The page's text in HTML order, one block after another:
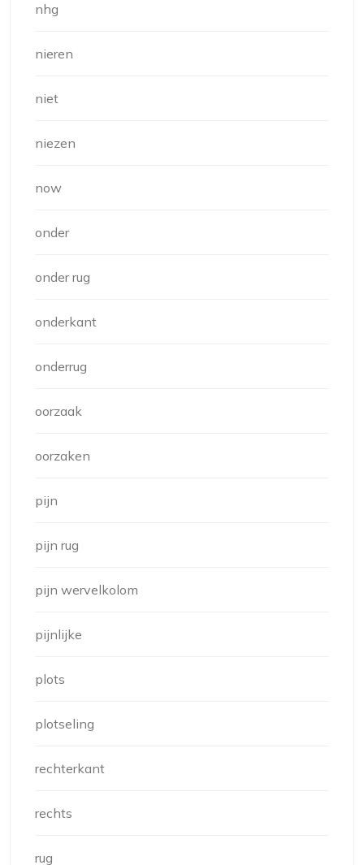
nhg
nieren
niet
niezen
now
onder
onder rug
onderkant
onderrug
oorzaak
oorzaken
pijn
pijn rug
pijn wervelkolom
pijnlijke
plots
plotseling
rechterkant
rechts
rug